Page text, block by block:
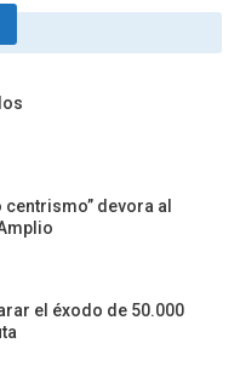
centrismo” devora al
el éxodo de 50.000